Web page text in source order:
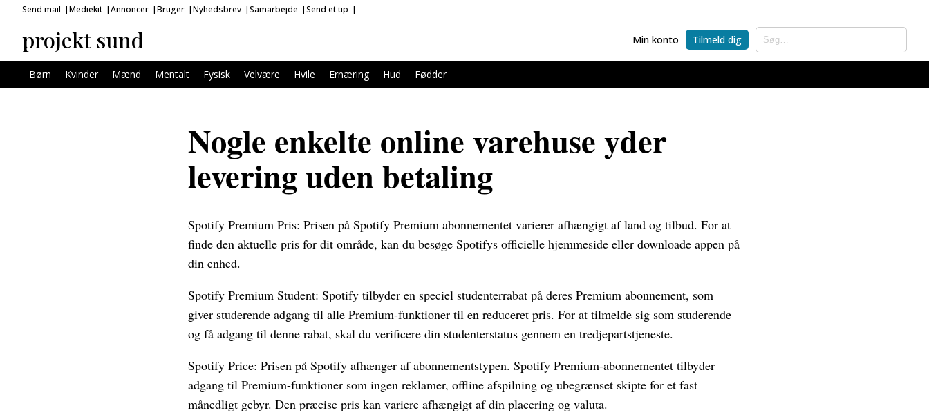
Send mail Mediekit Annoncer Bruger Nyhedsbrev Samarbejde Send et tip
projekt sund Min konto Tilmeld dig
Børn Kvinder Mænd Mentalt Fysisk Velvære Hvile Ernæring Hud Fødder
Nogle enkelte online varehuse yder
levering uden betaling
Spotify Premium Pris: Prisen på Spotify Premium abonnementet varierer afhængigt af land og tilbud. For at
finde den aktuelle pris for dit område, kan du besøge Spotifys officielle hjemmeside eller downloade appen på
din enhed.
Spotify Premium Student: Spotify tilbyder en speciel studenterrabat på deres Premium abonnement, som
giver studerende adgang til alle Premium-funktioner til en reduceret pris. For at tilmelde sig som studerende
og få adgang til denne rabat, skal du verificere din studenterstatus gennem en tredjepartstjeneste.
Spotify Price: Prisen på Spotify afhænger af abonnementstypen. Spotify Premium-abonnementet tilbyder
adgang til Premium-funktioner som ingen reklamer, offline afspilning og ubegrænset skipte for et fast
månedligt gebyr. Den præcise pris kan variere afhængigt af din placering og valuta.